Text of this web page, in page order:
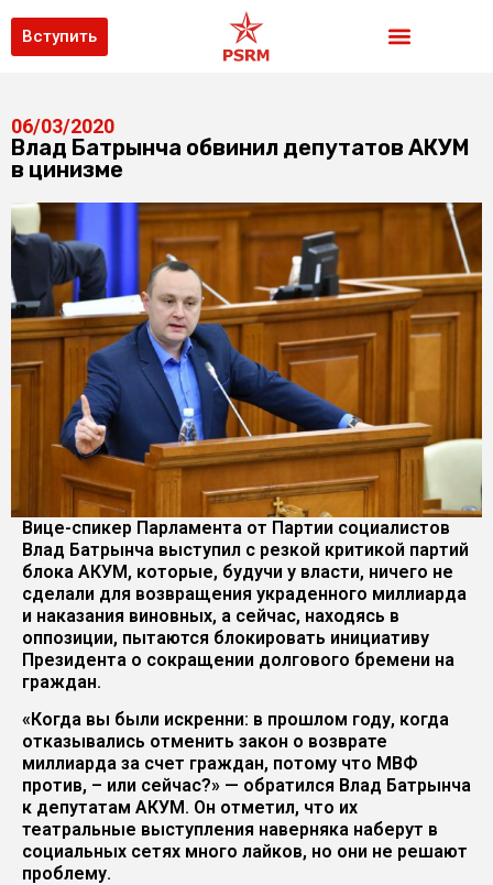
Вступить
06/03/2020
Влад Батрынча обвинил депутатов АКУМ
в цинизме
Вице-спикер Парламента от Партии социалистов
Влад Батрынча выступил с резкой критикой партий
блока АКУМ, которые, будучи у власти, ничего не
сделали для возвращения украденного миллиарда
и наказания виновных, а сейчас, находясь в
оппозиции, пытаются блокировать инициативу
Президента о сокращении долгового бремени на
граждан.
«Когда вы были искренни: в прошлом году, когда
отказывались отменить закон о возврате
миллиарда за счет граждан, потому что МВФ
против, – или сейчас?» — обратился Влад Батрынча
к депутатам АКУМ. Он отметил, что их
театральные выступления наверняка наберут в
социальных сетях много лайков, но они не решают
проблему.